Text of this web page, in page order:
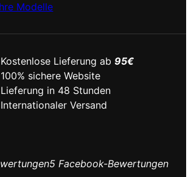
Modelle
Kostenlose Lieferung ab 95€
100% sichere Website
Lieferung in 48 Stunden
Internationaler Versand
5 Facebook-Bewertungen